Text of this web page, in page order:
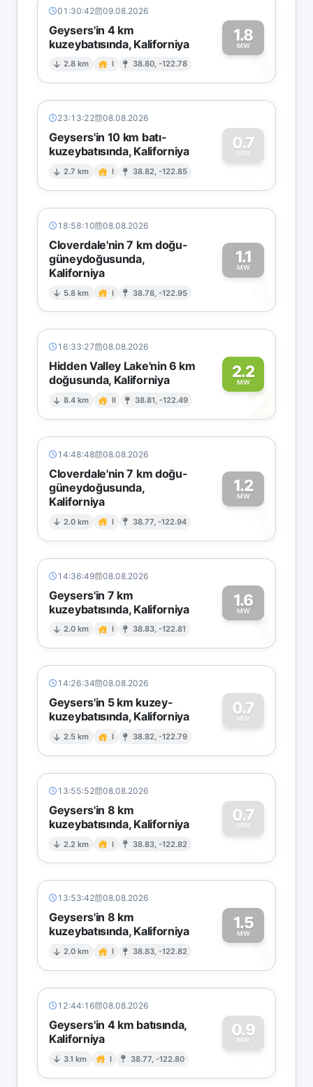
01:30:42 09.08.2026
Geysers'in 4 km
kuzeybatısında, Kaliforniya
2.8 km I 38.80, -122.78
1.8
MW1
23:13:22 08.08.2026
Geysers'in 10 km batı-
kuzeybatısında, Kaliforniya
2.7 km I 38.82, -122.85
0.7
MW
0
18:58:10 08.08.2026
Cloverdale'nin 7 km doğu-
güneydoğusunda,
Kaliforniya
5.8 km I 38.78, -122.95
1.1
MW
1
16:33:27 08.08.2026
Hidden Valley Lake'nin 6 km
doğusunda, Kaliforniya
8.4 km II 38.81, -122.49
2.2
MW2
14:48:48 08.08.2026
Cloverdale'nin 7 km doğu-
güneydoğusunda,
Kaliforniya
2.0 km I 38.77, -122.94
1.2
MW
1
14:36:49 08.08.2026
Geysers'in 7 km
kuzeybatısında, Kaliforniya
2.0 km I 38.83, -122.81
1.6
MW1
14:26:34 08.08.2026
Geysers'in 5 km kuzey-
kuzeybatısında, Kaliforniya
2.5 km I 38.82, -122.79
0.7
MW
0
13:55:52 08.08.2026
Geysers'in 8 km
kuzeybatısında, Kaliforniya
2.2 km I 38.83, -122.82
0.7
MW
0
13:53:42 08.08.2026
Geysers'in 8 km
kuzeybatısında, Kaliforniya
2.0 km I 38.83, -122.82
1.5
MW1
12:44:16 08.08.2026
Geysers'in 4 km batısında,
Kaliforniya
3.1 km I 38.77, -122.80
0.9
MW
0